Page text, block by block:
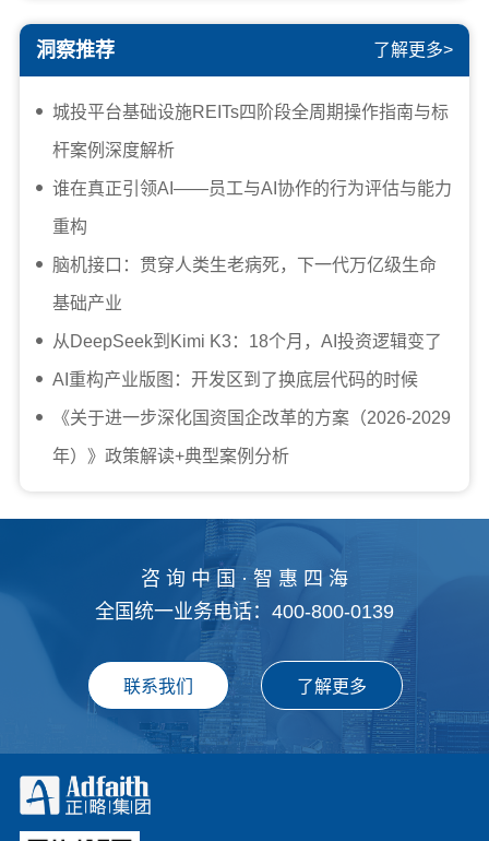
洞察推荐 了解更多>
城投平台基础设施REITs四阶段全周期操作指南与标
杆案例深度解析
谁在真正引领AI——员工与AI协作的行为评估与能力
重构
脑机接口：贯穿人类生老病死，下一代万亿级生命
基础产业
从DeepSeek到Kimi K3：18个月，AI投资逻辑变了
AI重构产业版图：开发区到了换底层代码的时候
《关于进一步深化国资国企改革的方案（2026-2029
年）》政策解读+典型案例分析
咨 询 中 国 · 智 惠 四 海
全国统一业务电话：400-800-0139